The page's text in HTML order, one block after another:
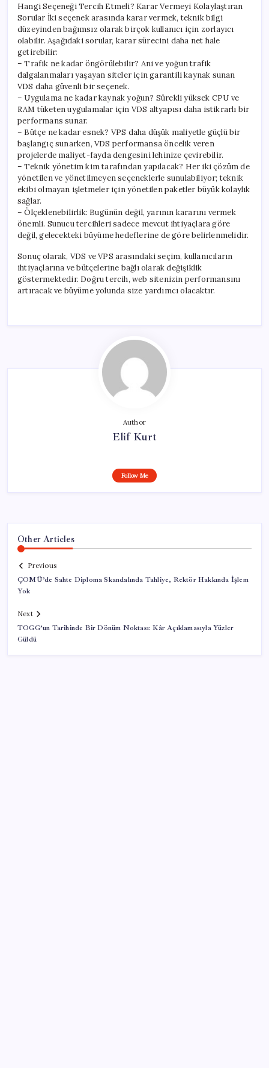
Hangi Seçeneği Tercih Etmeli? Karar Vermeyi Kolaylaştıran
Sorular İki seçenek arasında karar vermek, teknik bilgi
düzeyinden bağımsız olarak birçok kullanıcı için zorlayıcı
olabilir. Aşağıdaki sorular, karar sürecini daha net hale
getirebilir:
– Trafik ne kadar öngörülebilir? Ani ve yoğun trafik
dalgalanmaları yaşayan siteler için garantili kaynak sunan
VDS daha güvenli bir seçenek.
– Uygulama ne kadar kaynak yoğun? Sürekli yüksek CPU ve
RAM tüketen uygulamalar için VDS altyapısı daha istikrarlı bir
performans sunar.
– Bütçe ne kadar esnek? VPS daha düşük maliyetle güçlü bir
başlangıç sunarken, VDS performansa öncelik veren
projelerde maliyet-fayda dengesini lehinize çevirebilir.
– Teknik yönetim kim tarafından yapılacak? Her iki çözüm de
yönetilen ve yönetilmeyen seçeneklerle sunulabiliyor; teknik
ekibi olmayan işletmeler için yönetilen paketler büyük kolaylık
sağlar.
– Ölçeklenebilirlik: Bugünün değil, yarının kararını vermek
önemli. Sunucu tercihleri sadece mevcut ihtiyaçlara göre
değil, gelecekteki büyüme hedeflerine de göre belirlenmelidir.
Sonuç olarak, VDS ve VPS arasındaki seçim, kullanıcıların
ihtiyaçlarına ve bütçelerine bağlı olarak değişiklik
göstermektedir. Doğru tercih, web sitenizin performansını
artıracak ve büyüme yolunda size yardımcı olacaktır.
Author
Elif Kurt
Follow Me
Other Articles
Previous
ÇOMÜ’de Sahte Diploma Skandalında Tahliye, Rektör Hakkında İşlem
Yok
Next
TOGG’un Tarihinde Bir Dönüm Noktası: Kâr Açıklamasıyla Yüzler
Güldü